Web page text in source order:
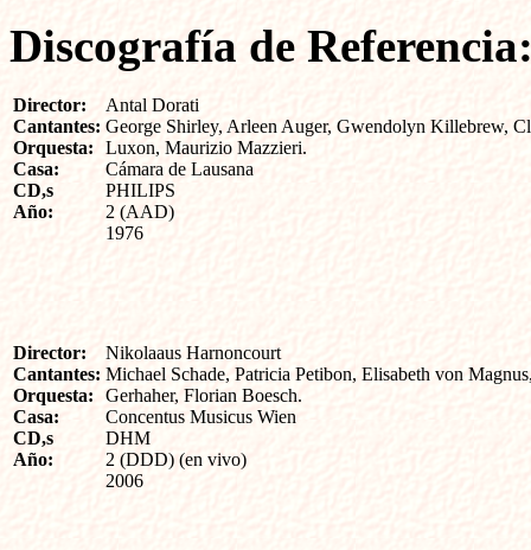
Discografía de
Director:
Cantantes:
Orquesta:
Casa:
CD,s
Año:
Antal Dorati
George Shirley, Arleen Auger, Gwendolyn Killebrew,
Luxon, Maurizio Mazzieri.
Cámara de Lausana
PHILIPS
2 (AAD)
1976
Director:
Cantantes:
Orquesta:
Casa:
CD,s
Año:
Nikolaaus Harnoncourt
Michael Schade, Patricia Petibon, Elisabeth von
Gerhaher, Florian Boesch.
Concentus Musicus Wien
DHM
2 (DDD) (en vivo)
2006